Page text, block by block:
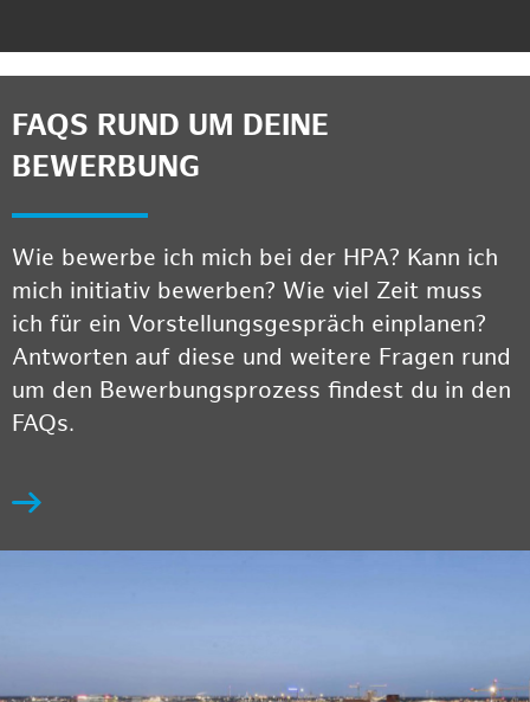
FAQS RUND UM DEINE
BEWERBUNG
Wie bewerbe ich mich bei der HPA? Kann ich
mich initiativ bewerben? Wie viel Zeit muss
ich für ein Vorstellungsgespräch einplanen?
Antworten auf diese und weitere Fragen rund
um den Bewerbungsprozess findest du in den
FAQs.